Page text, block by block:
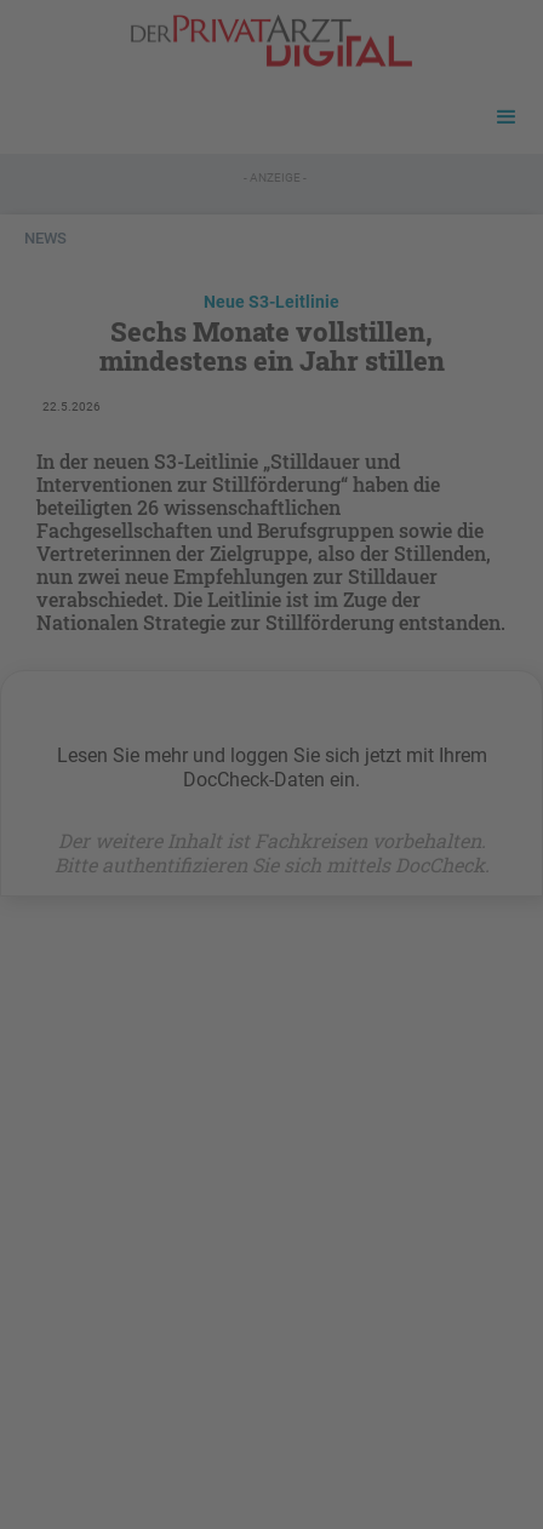
- ANZEIGE -
NEWS
Neue S3-Leitlinie
Sechs Monate vollstillen,
mindestens ein Jahr stillen
22.5.2026
In der neuen S3-Leitlinie „Stilldauer und
Interventionen zur Stillförderung“ haben die
beteiligten 26 wissenschaftlichen
Fachgesellschaften und Berufsgruppen sowie die
Vertreterinnen der Zielgruppe, also der Stillenden,
nun zwei neue Empfehlungen zur Stilldauer
verabschiedet. Die Leitlinie ist im Zuge der
Nationalen Strategie zur Stillförderung entstanden.
Lesen Sie mehr und loggen Sie sich jetzt mit Ihrem
DocCheck-Daten ein.
Der weitere Inhalt ist Fachkreisen vorbehalten.
Bitte authentifizieren Sie sich mittels DocCheck.